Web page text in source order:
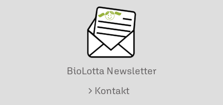
BioLotta Newsletter
Kontakt